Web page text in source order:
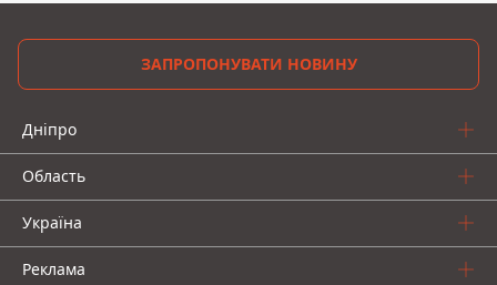
ЗАПРОПОНУВАТИ НОВИНУ
Дніпро
Область
Україна
Реклама